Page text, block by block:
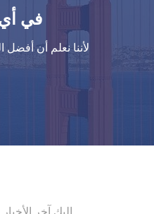
في أي
لأننا نعلم أن